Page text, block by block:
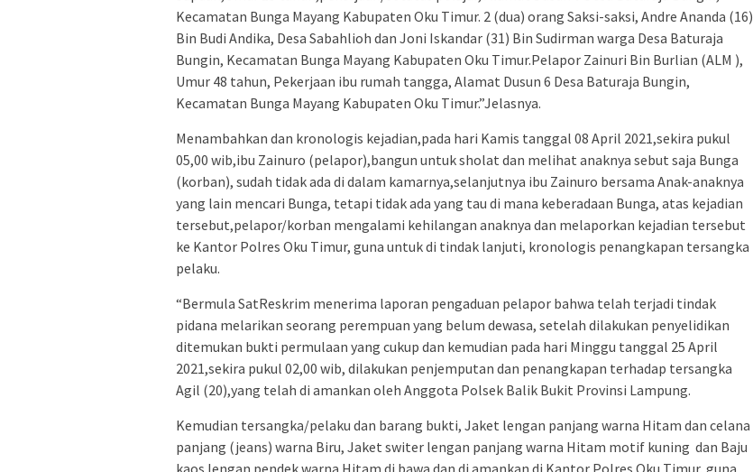
Kecamatan Bunga Mayang Kabupaten Oku Timur. 2 (dua) orang Saksi-saksi, Andre Ananda (16)
Bin Budi Andika, Desa Sabahlioh dan Joni Iskandar (31) Bin Sudirman warga Desa Baturaja
Bungin, Kecamatan Bunga Mayang Kabupaten Oku Timur.Pelapor Zainuri Bin Burlian (ALM ),
Umur 48 tahun, Pekerjaan ibu rumah tangga, Alamat Dusun 6 Desa Baturaja Bungin,
Kecamatan Bunga Mayang Kabupaten Oku Timur.”Jelasnya.
Menambahkan dan kronologis kejadian,pada hari Kamis tanggal 08 April 2021,sekira pukul
05,00 wib,ibu Zainuro (pelapor),bangun untuk sholat dan melihat anaknya sebut saja Bunga
(korban), sudah tidak ada di dalam kamarnya,selanjutnya ibu Zainuro bersama Anak-anaknya
yang lain mencari Bunga, tetapi tidak ada yang tau di mana keberadaan Bunga, atas kejadian
tersebut,pelapor/korban mengalami kehilangan anaknya dan melaporkan kejadian tersebut
ke Kantor Polres Oku Timur, guna untuk di tindak lanjuti, kronologis penangkapan tersangka
pelaku.
“Bermula SatReskrim menerima laporan pengaduan pelapor bahwa telah terjadi tindak
pidana melarikan seorang perempuan yang belum dewasa, setelah dilakukan penyelidikan
ditemukan bukti permulaan yang cukup dan kemudian pada hari Minggu tanggal 25 April
2021,sekira pukul 02,00 wib, dilakukan penjemputan dan penangkapan terhadap tersangka
Agil (20),yang telah di amankan oleh Anggota Polsek Balik Bukit Provinsi Lampung.
Kemudian tersangka/pelaku dan barang bukti, Jaket lengan panjang warna Hitam dan celana
panjang (jeans) warna Biru, Jaket switer lengan panjang warna Hitam motif kuning dan Baju
kaos lengan pendek warna Hitam di bawa dan di amankan di Kantor Polres Oku Timur, guna